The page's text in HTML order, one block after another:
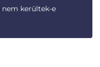
nem kerültek-e